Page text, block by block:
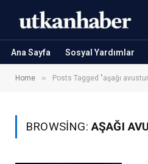
Ana Sayfa Sosyal Yardımlar
Home » Posts Tagged "aşağı
BROWSING:AŞAĞI